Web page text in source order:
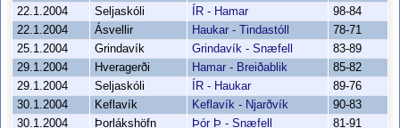
22.1.2004
Seljaskóli ÍR - Hamar
98-84
22.1.2004
Ásvellir Haukar - Tindastóll
78-71
25.1.2004
Grindavík Grindavík - Snæfell
83-89
29.1.2004
Hveragerði Hamar - Breiðablik
85-82
29.1.2004
Seljaskóli ÍR - Haukar
89-76
30.1.2004
Keflavík Keflavík - Njarðvík
90-83
30.1.2004
Þorlákshöfn Þór Þ - Snæfell
81-91